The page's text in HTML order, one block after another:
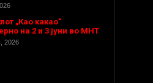
„Као какао“
на 2 и 3 јуни во МНТ
2026